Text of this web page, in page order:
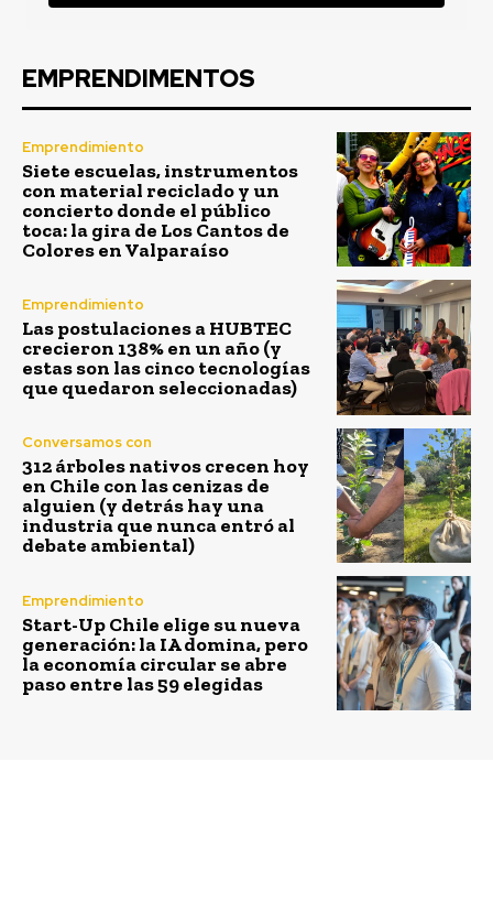
EMPRENDIMENTOS
Emprendimiento
Siete escuelas, instrumentos
con material reciclado y un
concierto donde el público
toca: la gira de Los Cantos de
Colores en Valparaíso
Emprendimiento
Las postulaciones a HUBTEC
crecieron 138% en un año (y
estas son las cinco tecnologías
que quedaron seleccionadas)
Conversamos con
312 árboles nativos crecen hoy
en Chile con las cenizas de
alguien (y detrás hay una
industria que nunca entró al
debate ambiental)
Emprendimiento
Start-Up Chile elige su nueva
generación: la IA domina, pero
la economía circular se abre
paso entre las 59 elegidas